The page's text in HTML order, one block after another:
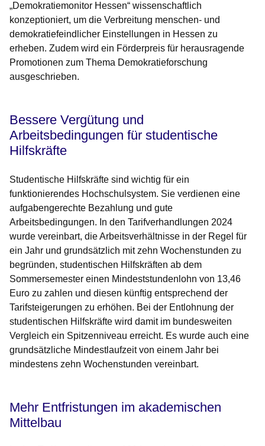
„Demokratiemonitor Hessen“ wissenschaftlich
konzeptioniert, um die Verbreitung menschen- und
demokratiefeindlicher Einstellungen in Hessen zu
erheben. Zudem wird ein Förderpreis für herausragende
Promotionen zum Thema Demokratieforschung
ausgeschrieben.
Bessere Vergütung und
Arbeitsbedingungen für studentische
Hilfskräfte
Studentische Hilfskräfte sind wichtig für ein
funktionierendes Hochschulsystem. Sie verdienen eine
aufgabengerechte Bezahlung und gute
Arbeitsbedingungen. In den Tarifverhandlungen 2024
wurde vereinbart, die Arbeitsverhältnisse in der Regel für
ein Jahr und grundsätzlich mit zehn Wochenstunden zu
begründen, studentischen Hilfskräften ab dem
Sommersemester einen Mindeststundenlohn von 13,46
Euro zu zahlen und diesen künftig entsprechend der
Tarifsteigerungen zu erhöhen. Bei der Entlohnung der
studentischen Hilfskräfte wird damit im bundesweiten
Vergleich ein Spitzenniveau erreicht. Es wurde auch eine
grundsätzliche Mindestlaufzeit von einem Jahr bei
mindestens zehn Wochenstunden vereinbart.
Mehr Entfristungen im akademischen
Mittelbau